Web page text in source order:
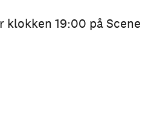
klokken 19:00 på Scene